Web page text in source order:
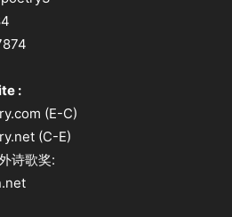
:
(E-C)
(C-E)
诗歌奖: